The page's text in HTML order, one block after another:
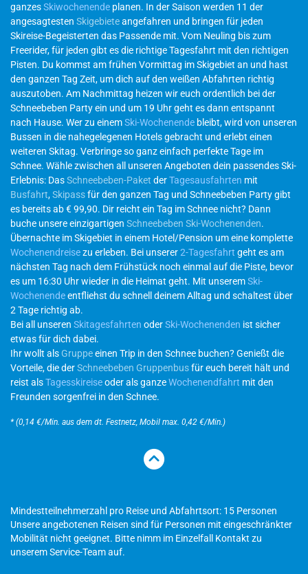
ganzesSkiwochenende planen. In der Saison werden 11 der
angesagtesten Skigebieteangefahren und bringen für jeden
Skireise-Begeisterten das Passende mit. Vom Neuling bis zum
Freerider, für jeden gibt es die richtige Tagesfahrt mit den richtigen
Pisten. Du kommst am frühen Vormittag im Skigebiet an und hast
den ganzen Tag Zeit, um dich auf den weißen Abfahrten richtig
auszutoben. Am Nachmittag heizen wir euch ordentlich bei der
Schneebeben Party ein und um 19 Uhr geht es dann entspannt
nach Hause. Wer zu einemSki-Wochenende bleibt, wird von unseren
Bussen in die nahegelegenen Hotels gebracht und erlebt einen
weiteren Skitag. Verbringe so ganz einfach perfekte Tage im
Schnee. Wähle zwischen all unseren Angeboten dein passendes Ski-
Erlebnis: DasSchneebeben-Paket derTagesausfahrten mit
Busfahrt,Skipassfür den ganzen Tag und Schneebeben Party gibt
es bereits ab € 99,90. Dir reicht ein Tag im Schnee nicht? Dann
buche unsere einzigartigen Schneebeben Ski-Wochenenden.
Übernachte im Skigebiet in einem Hotel/Pension um eine komplette
Wochenendreisezu erleben. Bei unserer2-Tagesfahrt geht es am
nächsten Tag nach dem Frühstück noch einmal auf die Piste, bevor
es um 16:30 Uhr wieder in die Heimat geht. Mit unseremSki-
Wochenendeentfliehst du schnell deinem Alltag und schaltest über
2 Tage richtig ab.
Bei all unseren Skitagesfahrten oderSki-Wochenenden ist sicher
etwas für dich dabei.
Ihr wollt alsGruppeeinen Trip in den Schnee buchen? Genießt die
Vorteile, die derSchneebeben Gruppenbusfür euch bereit hält und
reist alsTagesskireiseoder als ganzeWochenendfahrt mit den
Freunden sorgenfrei in den Schnee.
* (0,14 €/Min. aus dem dt. Festnetz, Mobil max. 0,42 €/Min.)
Mindestteilnehmerzahl pro Reise und Abfahrtsort: 15 Personen
Unsere angebotenen Reisen sind für Personen mit eingeschränkter
Mobilität nicht geeignet. Bitte nimm im Einzelfall Kontakt zu
unserem Service-Team auf.